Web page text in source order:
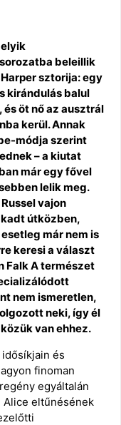
beleillik
sztorija: egy
kirándulás balul
és öt nő az ausztrál
kerül. Annak
módja szerint
– a kiutat
már egy fővel
lelik meg.
vajon
útközben,
már nem is
keresi a választ
Falk A természet
nem ismeretlen,
neki, így él
van ehhez.
és
finoman
egyáltalán
Alice eltűnésének